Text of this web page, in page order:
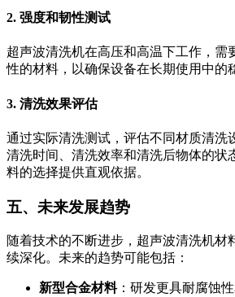
2. 强度和韧性测试
超声波清洗机在高压和高温下工作，需
性的材料，以确保设备在长期使用中的
3. 清洗效果评估
通过实际清洗测试，评估不同材质清洗
清洗时间、清洗效率和清洗后物体的状
料的选择提供直观依据。
五、未来发展趋势
随着技术的不断进步，超声波清洗机材
续深化。未来的趋势可能包括：
新型合金材料：研发更具耐腐蚀